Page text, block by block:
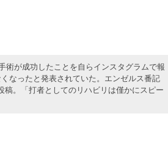
術が成功したことを自らインスタグラムで報
なったと発表されていた。エンゼルス番記
。「打者としてのリハビリは僅かにスピー